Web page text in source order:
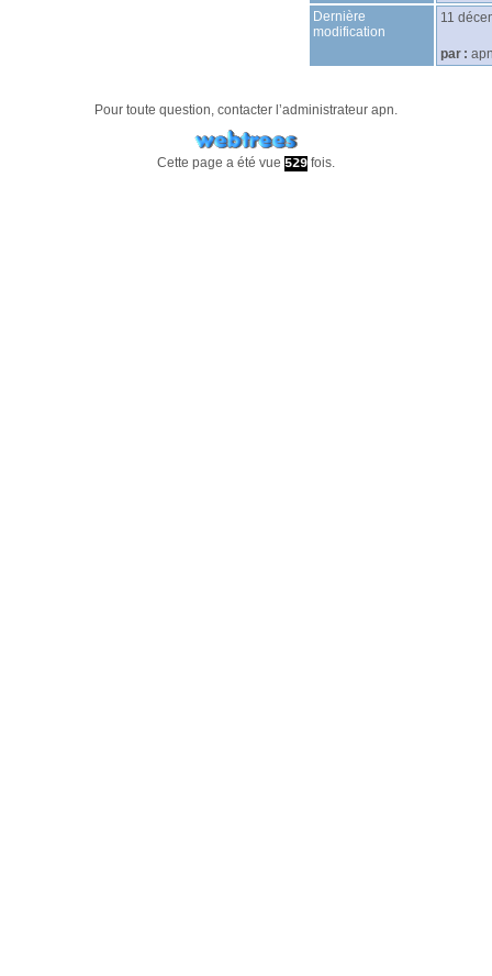
Dernière
modification
11
par :
Pour toute question, contacter l’administrateur apn.
Cette page a été vue 529 fois.